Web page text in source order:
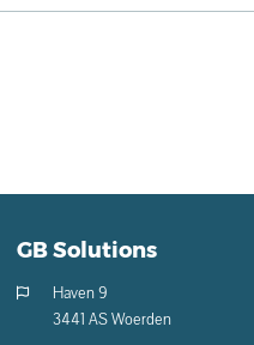
GB Solutions
Haven 9
3441 AS Woerden